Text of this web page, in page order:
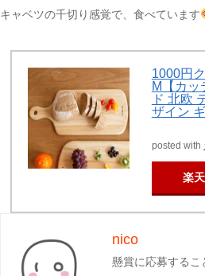
キャベツの千切り感覚で、食べています
1000円
M【カッ
ド 北欧
ザイン
posted with
楽
nico
懸賞に応募するこ